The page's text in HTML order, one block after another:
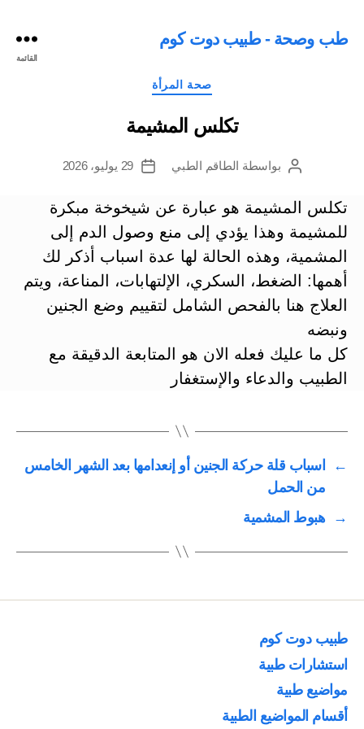
طب وصحة - طبيب دوت كوم
القائمة
التصنيفات
صحة المرأة
تكلس المشيمة
كاتببواسطة الطاقم الطبي
تاريخ
29 يوليو، 2026
تكلس المشيمة هو عبارة عن شيخوخة مبكرة
للمشيمة وهذا يؤدي إلى منع وصول الدم إلى
المشمية، وهذه الحالة لها عدة اسباب أذكر لك
أهمها: الضغط، السكري، الإلتهابات، المناعة، ويتم
العلاج هنا بالفحص الشامل لتقييم وضع الجنين
ونبضه
كل ما عليك فعله الان هو المتابعة الدقيقة مع
الطبيب والدعاء والإستغفار
←
اسباب قلة حركة الجنين أو إنعدامها بعد الشهر الخامس
من الحمل
→
هبوط المشمية
طبيب دوت كوم
استشارات طبية
مواضيع طبية
أقسام المواضيع الطبية